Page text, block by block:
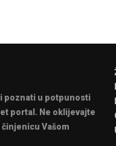
poznati u potpunosti
portal. Ne oklijevajte
Vašom